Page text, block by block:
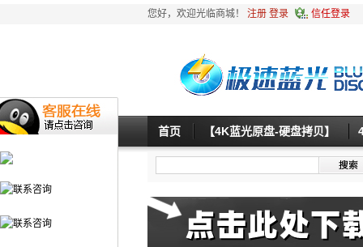
您好，欢迎光临商城！ 注册 登录 信任登录
首页 【4K蓝光原盘-硬盘拷贝】